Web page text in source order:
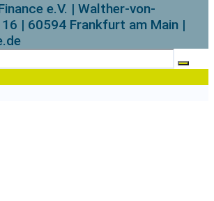
e.V. | Walther-von-
| 60594 Frankfurt am Main |